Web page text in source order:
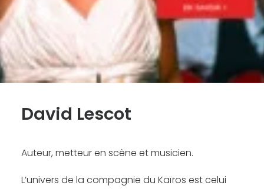
David Lescot
Auteur, metteur en scène et musicien.
L’univers de la compagnie du Kaïros est celui